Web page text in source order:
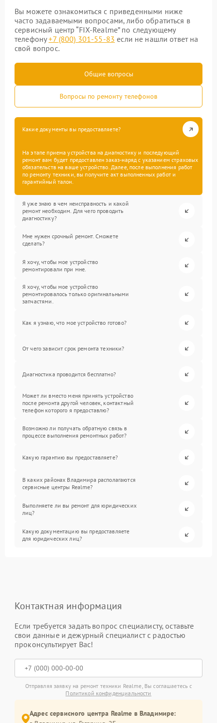
Вы можете ознакомиться с приведенными ниже
часто задаваемыми вопросами, либо обратиться в
сервисный центр “FIX-Realme” по следующему
телефону+7 (800) 301-55-83 если не нашли ответ на
свой вопрос.
Общие вопросы
Вопросы по ремонту телефонов
Какие документы вы предоставляете?
На этапе приема устройства на диагностику и последующий
ремонт вам будет предоставлен заказ-наряд с указанием страховых
обязательств на ваше устройство. Далее, после выполнения работ
по ремонту техники, вы получите акт выполненных работ и
гарантийный талон.
Я уже знаю в чем неисправность и какой
ремонт необходим. Для чего проводить
диагностику?
Мне нужен срочный ремонт. Сможете
сделать?
Я хочу, чтобы мое устройство
ремонтировали при мне.
Я хочу, чтобы мое устройство
ремонтировалось только оригинальными
запчастями.
Как я узнаю, что мое устройство готово?
От чего зависит срок ремонта техники?
Диагностика проводится бесплатно?
Может ли вместо меня принять устройство
после ремонта другой человек, контактный
телефон которого я предоставлю?
Возможно ли получать обратную связь в
процессе выполнения ремонтных работ?
Какую гарантию вы предоставляете?
В каких районах Владимира располагаются
сервисные центры Realme?
Выполняете ли вы ремонт для юридических
лиц?
Какую документацию вы предоставляете
для юридических лиц?
Контактная информация
Если требуется задать вопрос специалисту, оставьте
свои данные и дежурный специалист с радостью
проконсультирует Вас!
Отправляя заявку на ремонт техники Realme, Вы соглашаетесь с
Политикой конфиденциальности
Адрес сервисного центра Realme в Владимире: